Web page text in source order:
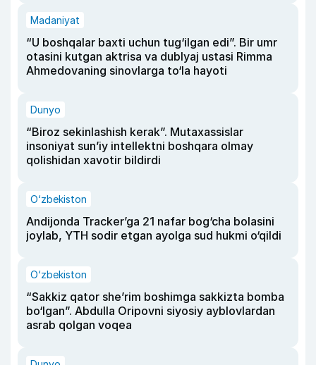
Madaniyat
“U boshqalar baxti uchun tug‘ilgan edi”. Bir umr
otasini kutgan aktrisa va dublyaj ustasi Rimma
Ahmedovaning sinovlarga to‘la hayoti
Dunyo
“Biroz sekinlashish kerak”. Mutaxassislar
insoniyat sun’iy intellektni boshqara olmay
qolishidan xavotir bildirdi
O‘zbekiston
Andijonda Tracker’ga 21 nafar bog‘cha bolasini
joylab, YTH sodir etgan ayolga sud hukmi o‘qildi
O‘zbekiston
“Sakkiz qator she’rim boshimga sakkizta bomba
bo‘lgan”. Abdulla Oripovni siyosiy ayblovlardan
asrab qolgan voqea